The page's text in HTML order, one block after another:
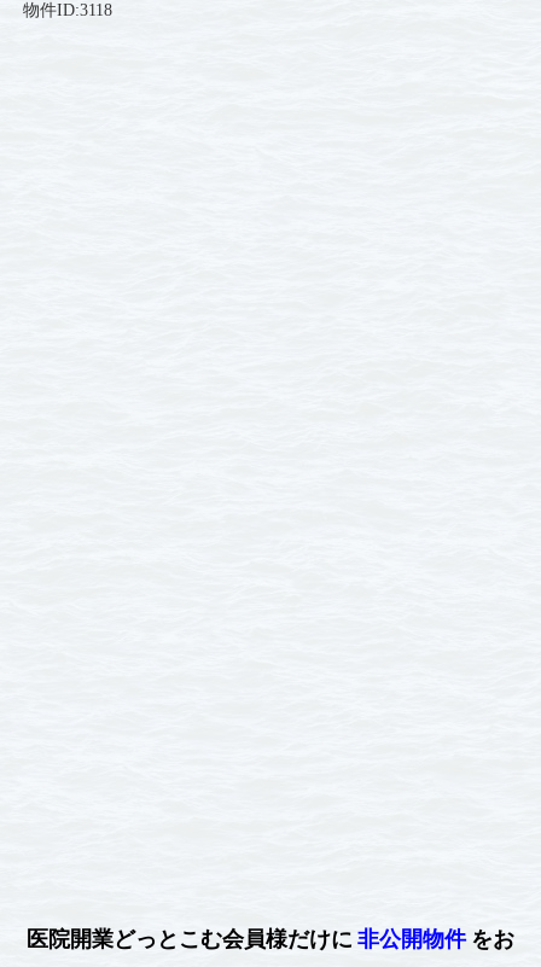
物件ID:3118
医院開業どっとこむ会員様だけに 非公開物件 をお